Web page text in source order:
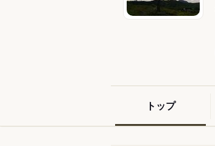
トップ